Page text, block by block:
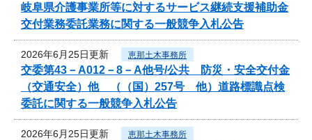
岐阜県介護事業所等に対するサービス継続支援補助金
交付業務委託業務に関する一般競争入札公告
2026年6月25日更新 恵那土木事務所
交委第43－A012－8－A他号/公共 防災・安全交付金
（交通安全）他 （（国）257号 他）道路標識点検
委託に関する一般競争入札公告
2026年6月25日更新 恵那土木事務所